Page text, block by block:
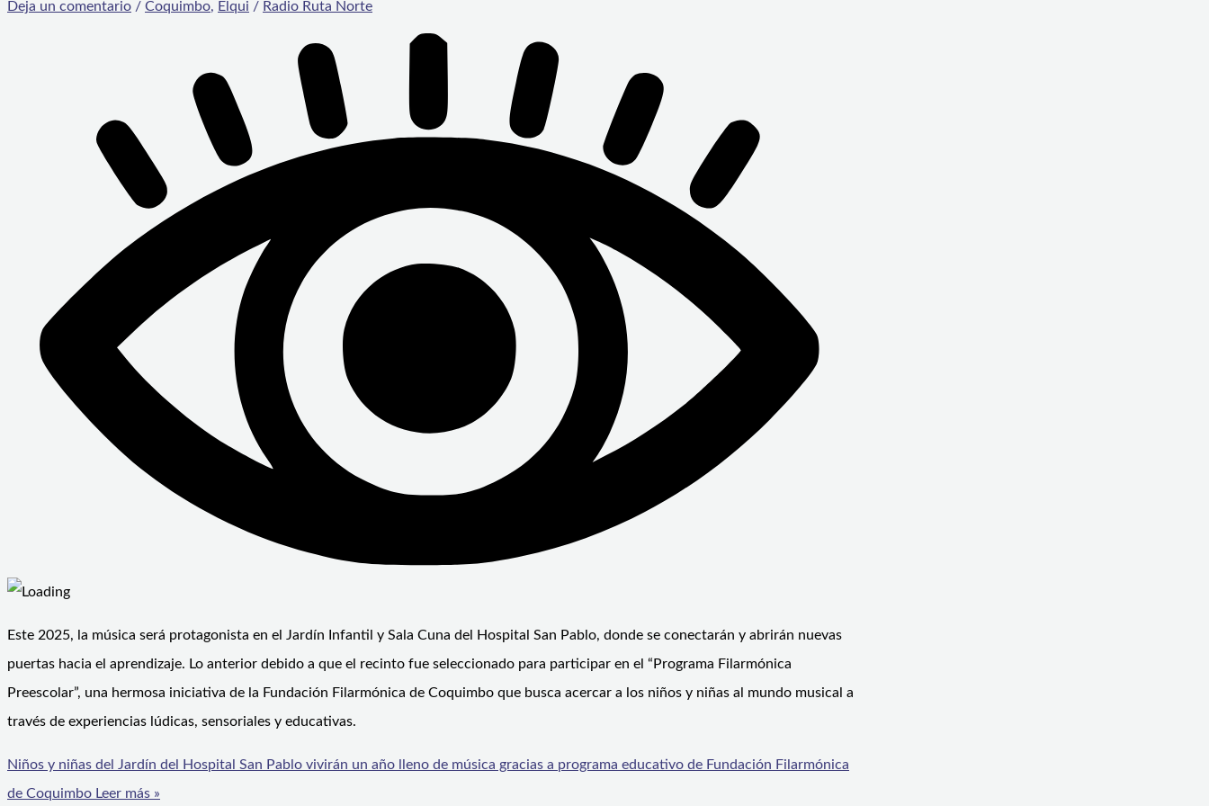
Deja un comentario / Coquimbo, Elqui / Radio Ruta Norte
Este 2025, la música será protagonista en el Jardín Infantil y Sala Cuna del Hospital San Pablo, donde se conectarán y abrirán nuevas
puertas hacia el aprendizaje. Lo anterior debido a que el recinto fue seleccionado para participar en el “Programa Filarmónica
Preescolar”, una hermosa iniciativa de la Fundación Filarmónica de Coquimbo que busca acercar a los niños y niñas al mundo musical a
través de experiencias lúdicas, sensoriales y educativas.
Niños y niñas del Jardín del Hospital San Pablo vivirán un año lleno de música gracias a programa educativo de Fundación Filarmónica
de Coquimbo Leer más »